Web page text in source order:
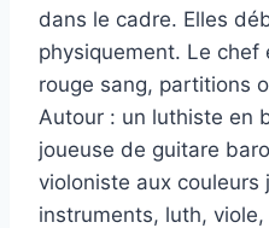
dans le cadre. Elles
physiquement. Le
rouge sang, partitions
Autour : un luthiste en
joueuse de guitare
violoniste aux couleurs
instruments, luth,